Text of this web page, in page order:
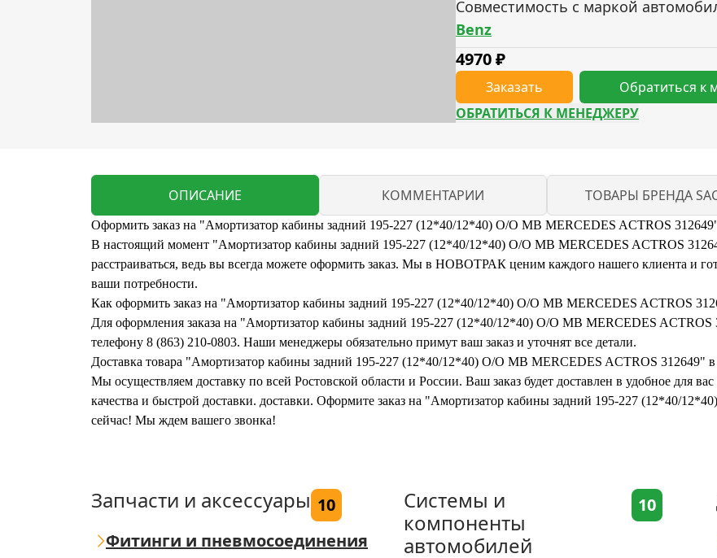
Совместимость с маркой
Benz
4970₽
Заказать
Обратиться к
ОБРАТИТЬСЯ К МЕНЕДЖЕРУ
ОПИСАНИЕ КОММЕНТАРИИ ТОВАРЫ БРЕНДА
Оформить заказ на "Амортизатор кабины задний 195-227 (12*40/12*40) O/O MB MERCEDES ACTROS
В настоящий момент "Амортизатор кабины задний 195-227 (12*40/12*40) O/O MB MERCEDES ACTROS
расстраиваться, ведь вы всегда можете оформить заказ. Мы в НОВОТРАК ценим каждого нашего клиента и
ваши потребности.
Как оформить заказ на "Амортизатор кабины задний 195-227 (12*40/12*40) O/O MB MERCEDES ACTROS
Для оформления заказа на "Амортизатор кабины задний 195-227 (12*40/12*40) O/O MB MERCEDES ACTROS
телефону 8 (863) 210-0803. Наши менеджеры обязательно примут ваш заказ и уточнят все детали.
Доставка товара "Амортизатор кабины задний 195-227 (12*40/12*40) O/O MB MERCEDES ACTROS 312649" в
Мы осуществляем доставку по всей Ростовской области и России. Ваш заказ будет доставлен в удобное для
качества и быстрой доставки. доставки. Оформите заказ на "Амортизатор кабины задний 195-227 (12*40/
сейчас! Мы ждем вашего звонка!
Запчасти и аксессуары 10
Фитинги и пневмосоединения
Системы и
компоненты
автомобилей
10